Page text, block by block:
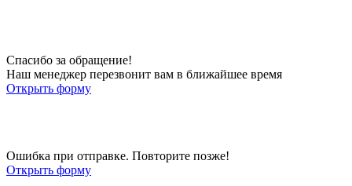
Спасибо за обращение!
Наш менеджер перезвонит вам в ближайшее время
Открыть форму
Ошибка при отправке. Повторите позже!
Открыть форму